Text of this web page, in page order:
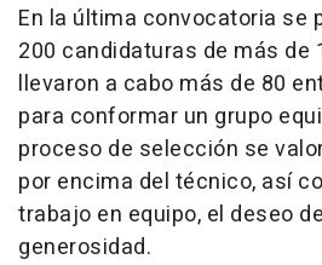
En la última convocatoria se
200 candidaturas de más de
llevaron a cabo más de 80
para conformar un grupo
proceso de selección se
por encima del técnico, así
trabajo en equipo, el deseo
generosidad.